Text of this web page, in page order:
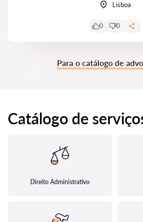
Lisboa
0 0
Para o catálogo de
Catálogo de
Direito Administrativo